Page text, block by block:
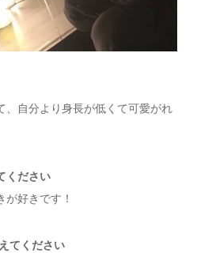
、自分より身長が低くて可愛がれ
ください
好きです！
てください